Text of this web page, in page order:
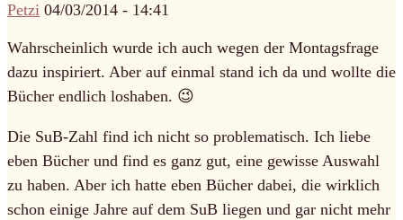
Petzi 04/03/2014 - 14:41
Wahrscheinlich wurde ich auch wegen der Montagsfrage
dazu inspiriert. Aber auf einmal stand ich da und wollte die
Bücher endlich loshaben. 😉
Die SuB-Zahl find ich nicht so problematisch. Ich liebe
eben Bücher und find es ganz gut, eine gewisse Auswahl
zu haben. Aber ich hatte eben Bücher dabei, die wirklich
schon einige Jahre auf dem SuB liegen und gar nicht mehr